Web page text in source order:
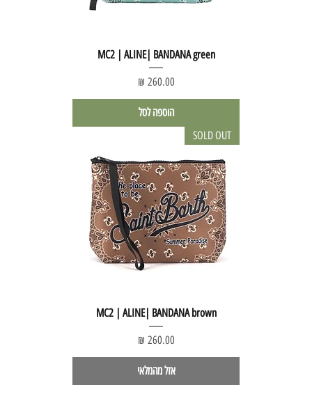
MC2 | ALINE| BANDANA green
מחיר
הוספה לסל
SOLD OUT
MC2 | ALINE| BANDANA brown
מחיר
אזל מהמלאי